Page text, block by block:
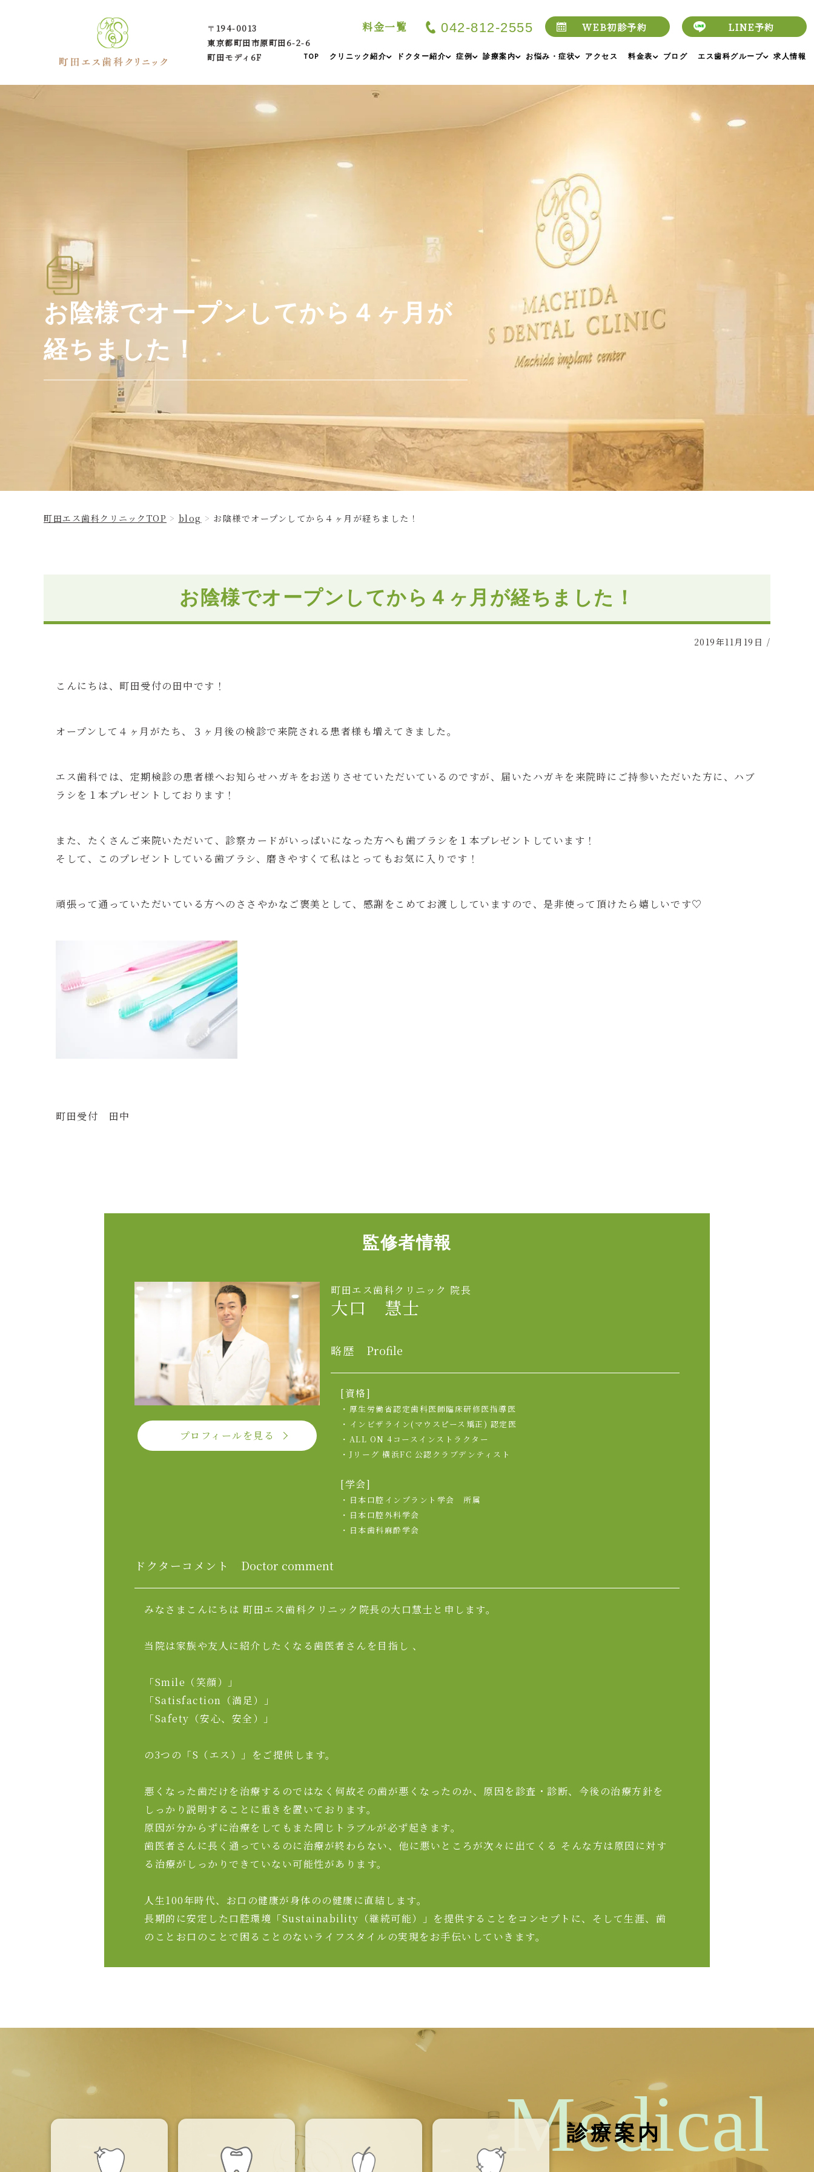
〒 194-0013
東京都町田市原町田6-2-6
町田モディ6F
料金一覧 042-812-2555 WEB初診予約 LINE予約
TOP クリニック紹介 ドクター紹介 症例 診療案内 お悩み・症状 アクセス 料金表 ブログ エス歯科グループ 求人情報
お陰様でオープンしてから４ヶ月が
経ちました！
町田エス歯科クリニックTOP blog お陰様でオープンしてから４ヶ月が経ちました！
お陰様でオープンしてから４ヶ月が経ちました！
2019年11月19日 /
こんにちは、町田受付の田中です！
オープンして４ヶ月がたち、３ヶ月後の検診で来院される患者様も増えてきました。
エス歯科では、定期検診の患者様へお知らせハガキをお送りさせていただいているのですが、届いたハガキを来院時にご持参いただいた方に、ハブ
ラシを１本プレゼントしております！
また、たくさんご来院いただいて、診察カードがいっぱいになった方へも歯ブラシを１本プレゼントしています！
そして、このプレゼントしている歯ブラシ、磨きやすくて私はとってもお気に入りです！
頑張って通っていただいている方へのささやかなご褒美として、感謝をこめてお渡ししていますので、是非使って頂けたら嬉しいです♡
町田受付 田中
監修者情報
プロフィールを見る
町田エス歯科クリニック 院長
大口 慧士
略歴 Profile
[資格]
・厚生労働省認定歯科医師臨床研修医指導医
・インビザライン(マウスピース矯正) 認定医
・ALL ON 4コースインストラクター
・Jリーグ 横浜FC 公認クラブデンティスト
[学会]
・日本口腔インプラント学会 所属
・日本口腔外科学会
・日本歯科麻酔学会
ドクターコメント Doctor comment
みなさまこんにちは 町田エス歯科クリニック院長の大口慧士と申します。
当院は家族や友人に紹介したくなる歯医者さんを目指し 、
「Smile（笑顔）」
「Satisfaction（満足）」
「Safety（安心、安全）」
の3つの「S（エス）」をご提供します。
悪くなった歯だけを治療するのではなく何故その歯が悪くなったのか、原因を診査・診断、今後の治療方針を
しっかり説明することに重きを置いております。
原因が分からずに治療をしてもまた同じトラブルが必ず起きます。
歯医者さんに長く通っているのに治療が終わらない、他に悪いところが次々に出てくる そんな方は原因に対す
る治療がしっかりできていない可能性があります。
人生100年時代、お口の健康が身体のの健康に直結します。
長期的に安定した口腔環境「Sustainability（継続可能）」を提供することをコンセプトに、そして生涯、歯
のことお口のことで困ることのないライフスタイルの実現をお手伝いしていきます。
診療案内
Medical